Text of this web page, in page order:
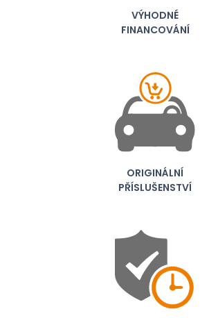
VÝHODNÉ
FINANCOVÁNÍ
ORIGINÁLNÍ
PŘÍSLUŠENSTVÍ